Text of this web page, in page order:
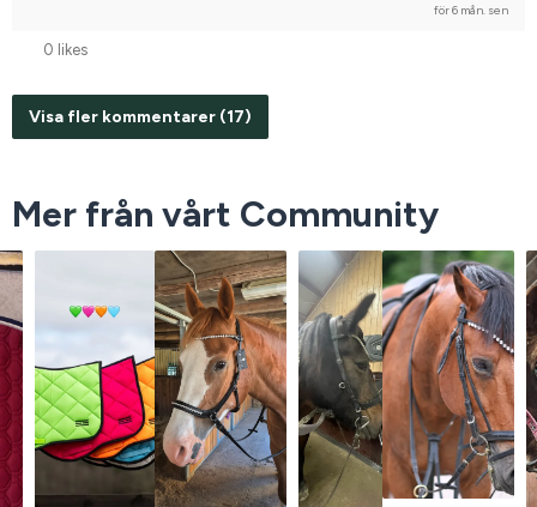
för 6 mån. sen
0 likes
Visa fler kommentarer (17)
Mer från vårt Community